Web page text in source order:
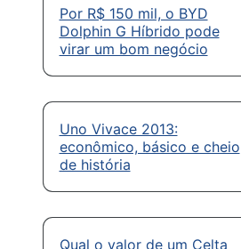
Por R$ 150 mil, o BYD
Dolphin G Híbrido pode
virar um bom negócio
Uno Vivace 2013:
econômico, básico e cheio
de história
Qual o valor de um Celta